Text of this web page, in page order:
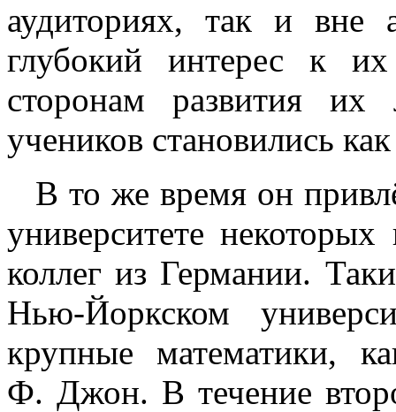
аудиториях, так и вне
глубокий интерес к
сторонам развития их
учеников становились
В то же время он
университете
коллег из Германии.
Нью-Йоркском
крупные математики,
Ф. Джон. В течение